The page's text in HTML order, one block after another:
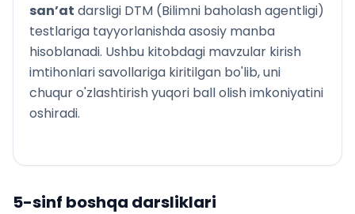
san’at darsligi DTM (Bilimni baholash agentligi)
testlariga tayyorlanishda asosiy manba
hisoblanadi. Ushbu kitobdagi mavzular kirish
imtihonlari savollariga kiritilgan bo'lib, uni
chuqur o'zlashtirish yuqori ball olish imkoniyatini
oshiradi.
5-sinf boshqa darsliklari